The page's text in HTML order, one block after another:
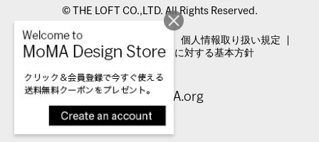
© THE LOFT CO.,LTD. All Rights Reserved.
特定商取引法表示
個人情報取り扱い規定
カスタマーハラスメントに対する基本方針
Visit MoMA.org